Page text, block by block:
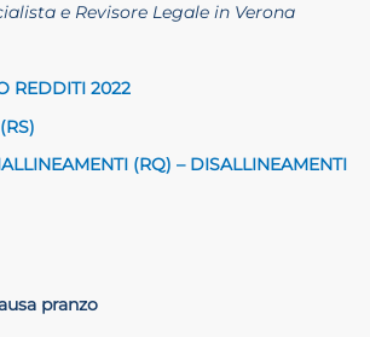
e Revisore Legale in Verona
REDDITI 2022
(RQ) – DISALLINEAMENTI
pranzo